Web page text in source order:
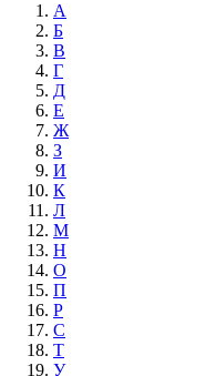
А
Б
В
Г
Д
Е
Ж
З
И
К
Л
М
Н
О
П
Р
С
Т
У